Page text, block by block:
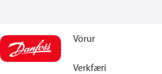
Vörur
Verkfæri